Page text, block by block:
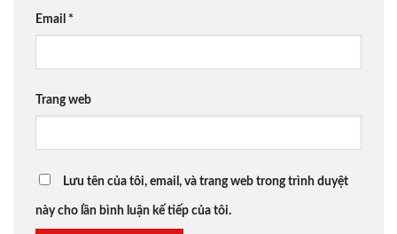
Email *
Trang web
Lưu tên của tôi, email, và trang web trong trình duyệt
này cho lần bình luận kế tiếp của tôi.